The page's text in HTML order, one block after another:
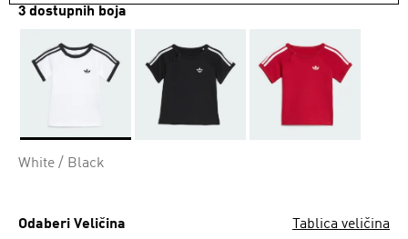
3 dostupnih boja
White / Black
Odaberi Veličina Tablica veličina